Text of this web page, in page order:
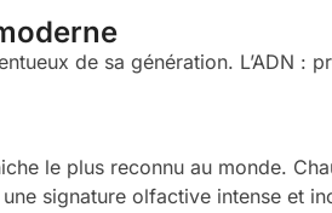
de sa génération. L’ADN :
le plus reconnu au monde.
signature olfactive intense et